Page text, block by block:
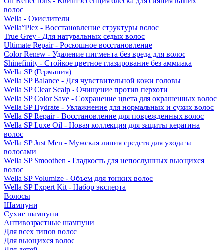
волос
Wella - Окислители
Wella°Plex - Восстановление структуры волос
True Grey - Для натуральных седых волос
Ultimate Repair - Роскошное восстановление
Color Renew - Удаление пигмента без вреда для волос
Shinefinity - Стойкое цветное глазирование без аммиака
Wella SP (Германия)
Wella SP Balance - Для чувствительной кожи головы
Wella SP Clear Scalp - Очищение против перхоти
Wella SP Color Save - Сохранение цвета для окрашенных волос
Wella SP Hydrate - Увлажнение для нормальных и сухих волос
Wella SP Repair - Восстановление для поврежденных волос
Wella SP Luxe Oil - Новая коллекция для защиты кератина
волос
Wella SP Just Men - Мужская линия средств для ухода за
волосами
Wella SP Smoothen - Гладкость для непослушных вьющихся
волос
Wella SP Volumize - Объем для тонких волос
Wella SP Expert Kit - Набор эксперта
Волосы
Шампуни
Сухие шампуни
Антивозрастные шампуни
Для всех типов волос
Для вьющихся волос